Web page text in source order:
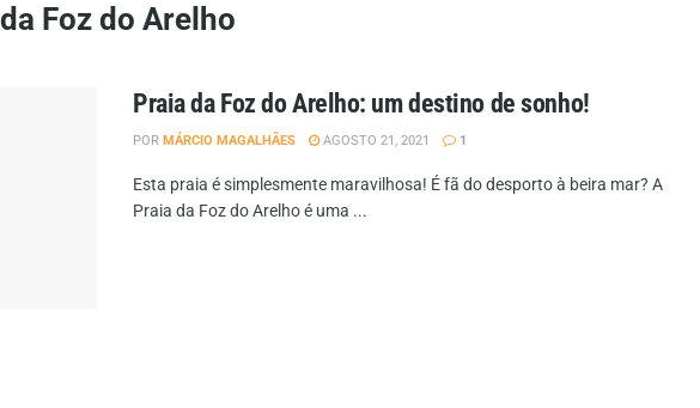
Foz do Arelho
Praia da Foz do Arelho: um destino de sonho!
POR MÁRCIO MAGALHÃES AGOSTO 21, 2021 1
Esta praia é simplesmente maravilhosa! É fã do desporto à beira mar? A
Praia da Foz do Arelho é uma ...